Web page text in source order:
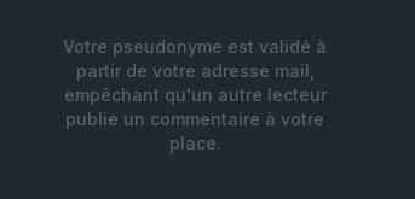
Votre pseudonyme est validé à
partir de votre adresse mail,
empêchant qu'un autre lecteur
publie un commentaire à votre
place.